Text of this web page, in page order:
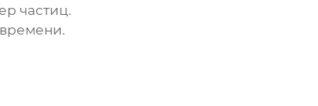
частиц.